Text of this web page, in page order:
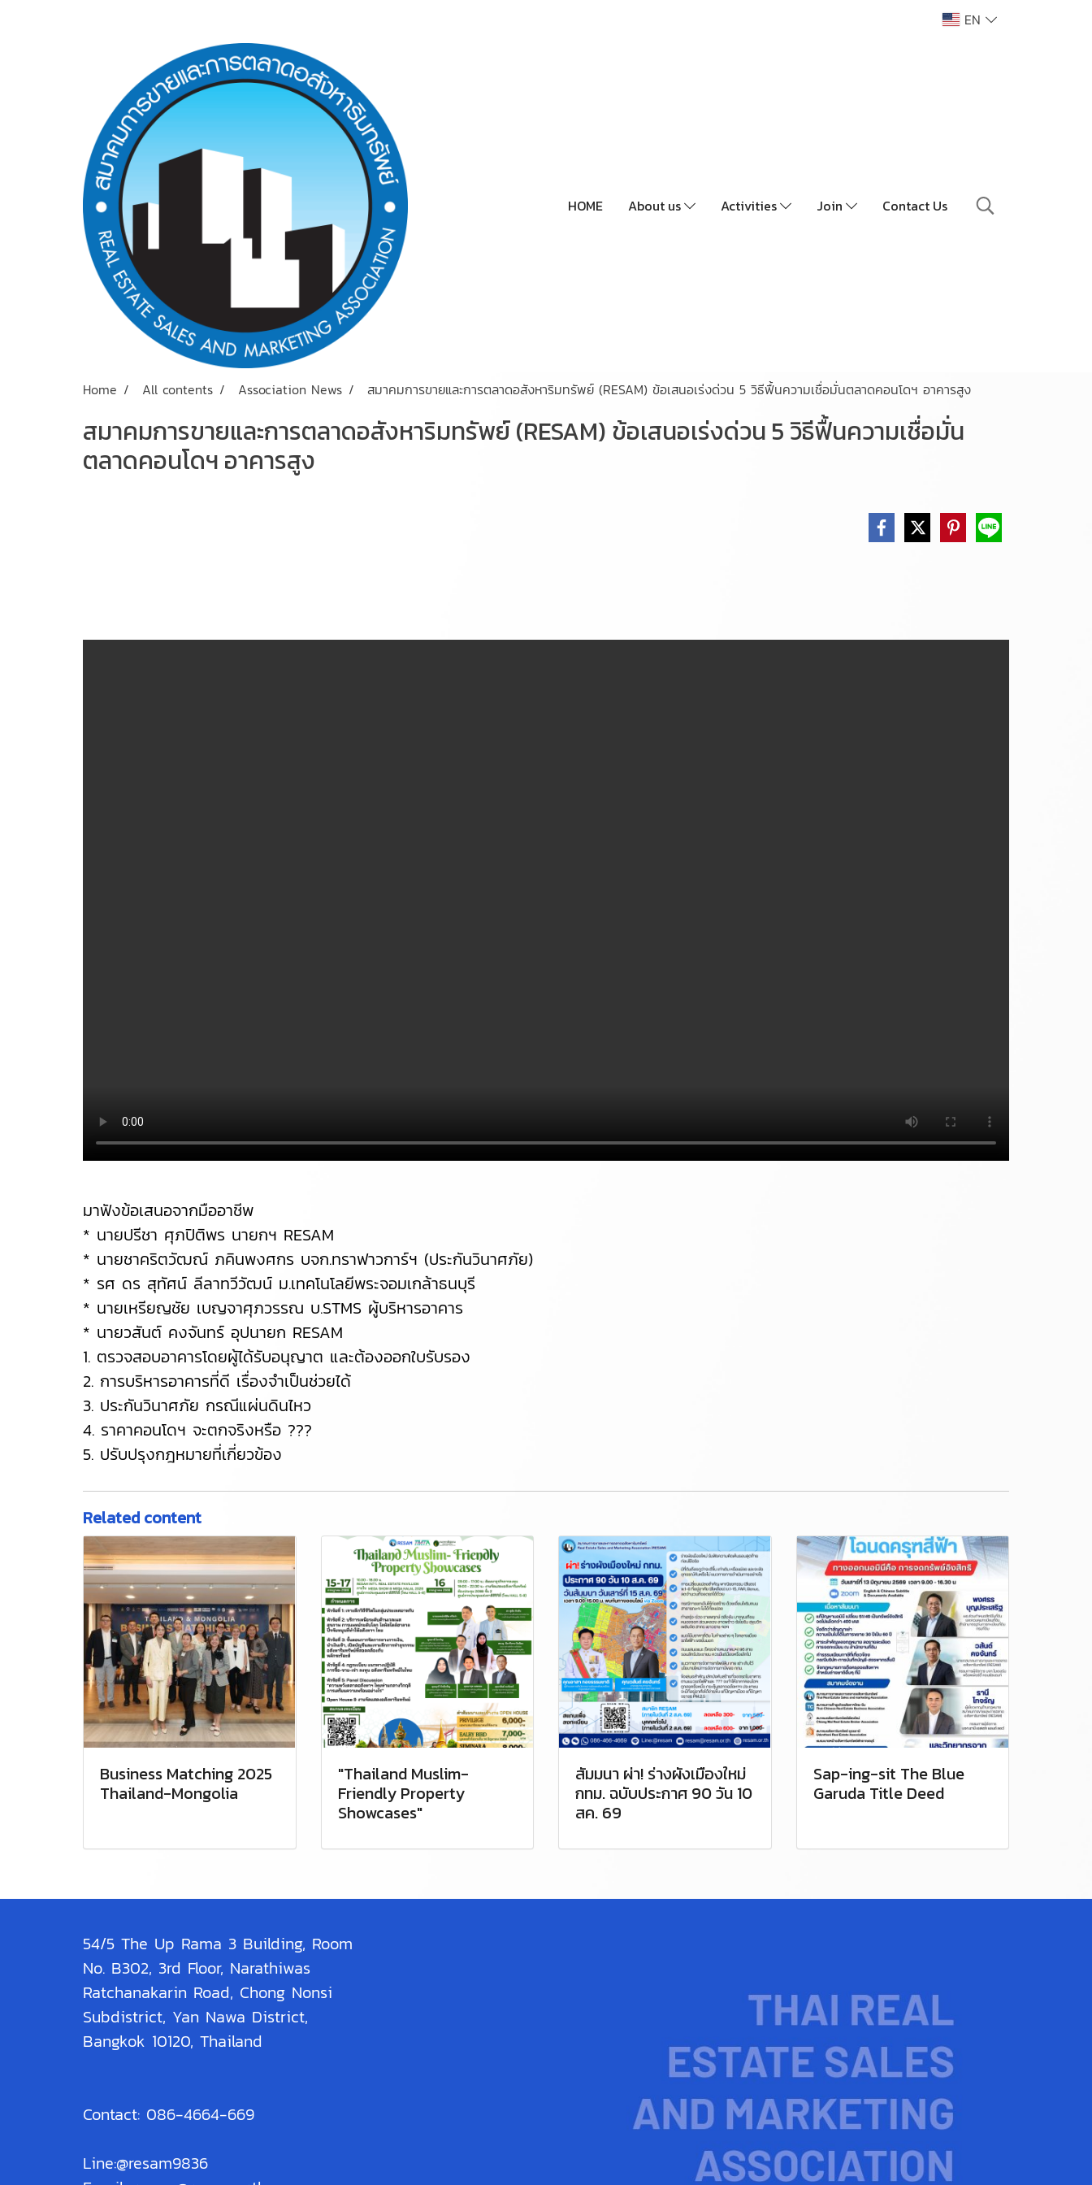
EN
HOME About us Activities Join Contact Us
Home All contents Association News สมาคมการขายและการตลาดอสังหาริมทรัพย์ (RESAM) ข้อเสนอเร่งด่วน 5 วิธีฟื้นความเชื่อมั่นตลาดคอนโดฯ อาคารสูง
สมาคมการขายและการตลาดอสังหาริมทรัพย์ (RESAM) ข้อเสนอเร่งด่วน 5 วิธีฟื้นความเชื่อมั่น
ตลาดคอนโดฯ อาคารสูง
มาฟังข้อเสนอจากมืออาชีพ
* นายปรีชา ศุภปิติพร นายกฯ RESAM
* นายชาคริตวัฒณ์ ภคินพงศกร บจก.ทราฟาวการ์ฯ (ประกันวินาศภัย)
* รศ ดร สุทัศน์ ลีลาทวีวัฒน์ ม.เทคโนโลยีพระจอมเกล้าธนบุรี
* นายเหรียญชัย เบญจาศุภวรรณ บ.STMS ผู้บริหารอาคาร
* นายวสันต์ คงจันทร์ อุปนายก RESAM
1. ตรวจสอบอาคารโดยผู้ได้รับอนุญาต และต้องออกใบรับรอง
2. การบริหารอาคารที่ดี เรื่องจำเป็นช่วยได้
3. ประกันวินาศภัย กรณีแผ่นดินไหว
4. ราคาคอนโดฯ จะตกจริงหรือ ???
5. ปรับปรุงกฎหมายที่เกี่ยวข้อง
Related content
Business Matching 2025
Thailand-Mongolia
"Thailand Muslim-
Friendly Property
Showcases"
สัมมนา ผ่า! ร่างผังเมืองใหม่
กทม. ฉบับประกาศ 90 วัน 10
สค. 69
Sap-ing-sit The Blue
Garuda Title Deed
54/5 The Up Rama 3 Building, Room
No. B302, 3rd Floor, Narathiwas
Ratchanakarin Road, Chong Nonsi
Subdistrict, Yan Nawa District,
Bangkok 10120, Thailand
Contact: 086-4664-669
Line:@resam9836